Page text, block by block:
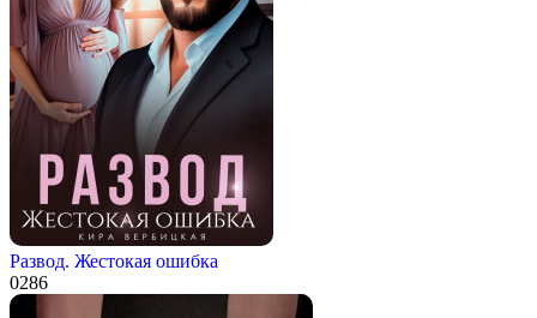
Развод. Жестокая ошибка
0286